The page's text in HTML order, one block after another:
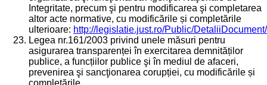
Integritate, precum şi pentru modificarea şi completarea
altor acte normative, cu modificările și completările
ulterioare: http://legislatie.just.ro/Public/
Legea nr.161/2003 privind unele măsuri pentru
asigurarea transparenței în exercitarea demnităților
publice, a funcțiilor publice şi în mediul de afaceri,
prevenirea şi sancţionarea corupției, cu modificările și